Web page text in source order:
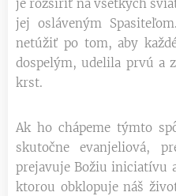
je rozšíriť na všetkých
jej osláveným
netúžiť po tom, aby
dospelým, udelila prvú a
krst.
Ak ho chápeme týmto
skutočne evanjeliová,
prejavuje Božiu iniciatívu
ktorou obklopuje náš